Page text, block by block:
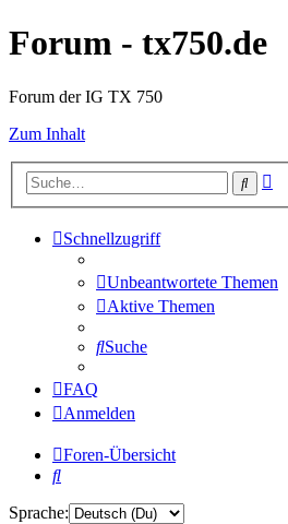
Forum - tx750.de
Forum der IG TX 750
Zum Inhalt
Suche
Schnellzugriff
Unbeantwortete Themen
Aktive Themen
Suche
FAQ
Anmelden
Foren-Übersicht
Suche
Sprache: